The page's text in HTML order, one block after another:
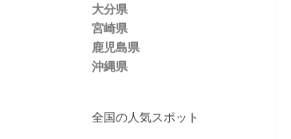
大分県
宮崎県
鹿児島県
沖縄県
全国の人気スポット